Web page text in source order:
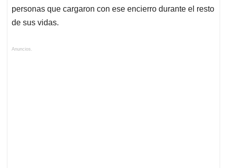
personas que cargaron con ese encierro durante el resto
de sus vidas.
Anuncios.